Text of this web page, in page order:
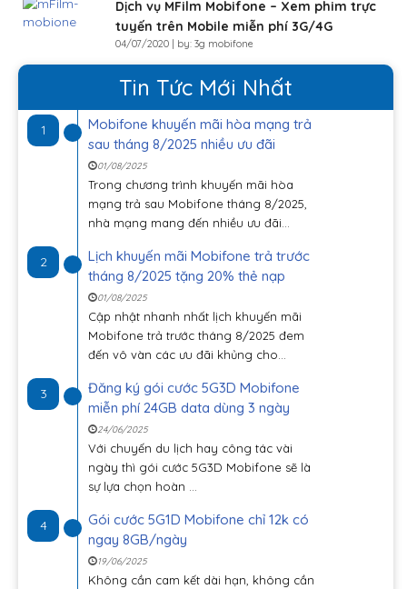
Dịch vụ MFilm Mobifone – Xem phim trực
tuyến trên Mobile miễn phí 3G/4G
04/07/2020 | by: 3g mobifone
Tin Tức Mới Nhất
1
Mobifone khuyến mãi hòa mạng trả
sau tháng 8/2025 nhiều ưu đãi
01/08/2025
Trong chương trình khuyến mãi hòa
mạng trả sau Mobifone tháng 8/2025,
nhà mạng mang đến nhiều ưu đãi...
2
Lịch khuyến mãi Mobifone trả trước
tháng 8/2025 tặng 20% thẻ nạp
01/08/2025
Cập nhật nhanh nhất lịch khuyến mãi
Mobifone trả trước tháng 8/2025 đem
đến vô vàn các ưu đãi khủng cho...
3
Đăng ký gói cước 5G3D Mobifone
miễn phí 24GB data dùng 3 ngày
24/06/2025
Với chuyến du lịch hay công tác vài
ngày thì gói cước 5G3D Mobifone sẽ là
sự lựa chọn hoàn ...
4
Gói cước 5G1D Mobifone chỉ 12k có
ngay 8GB/ngày
19/06/2025
Không cần cam kết dài hạn, không cần